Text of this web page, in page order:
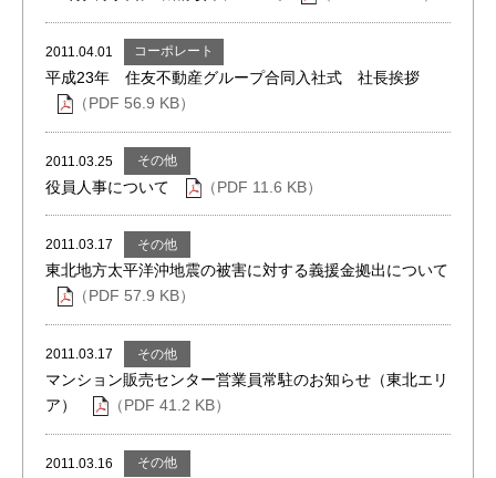
2011.04.01 コーポレート
平成23年 住友不動産グループ合同入社式 社長挨拶
（PDF 56.9 KB）
2011.03.25 その他
役員人事について （PDF 11.6 KB）
2011.03.17 その他
東北地方太平洋沖地震の被害に対する義援金拠出について
（PDF 57.9 KB）
2011.03.17 その他
マンション販売センター営業員常駐のお知らせ（東北エリ
ア）
（PDF 41.2 KB）
2011.03.16 その他